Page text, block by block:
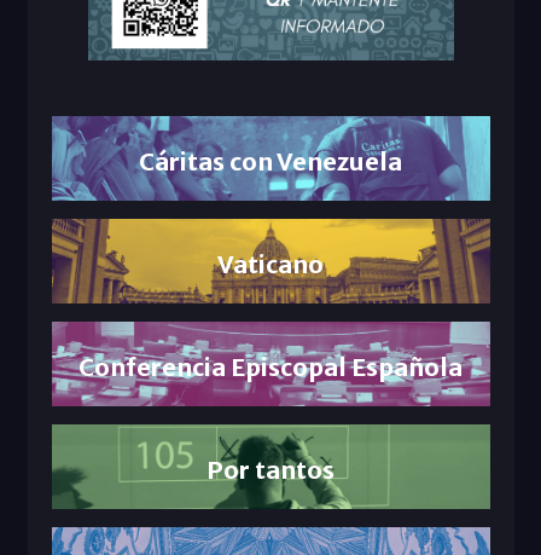
Cáritas con Venezuela
Vaticano
Conferencia Episcopal Española
Por tantos